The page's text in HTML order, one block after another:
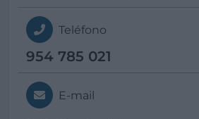
Teléfono
954 785 021
E-mail